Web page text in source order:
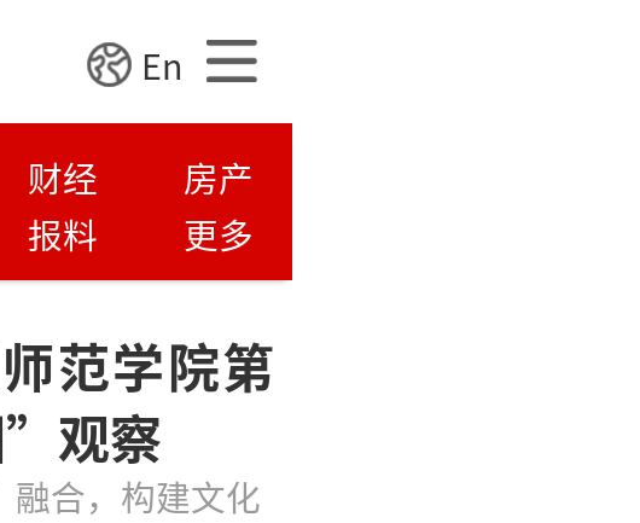
En
财经
房产
报料 更多
范学院第
”观察
合，构建文化